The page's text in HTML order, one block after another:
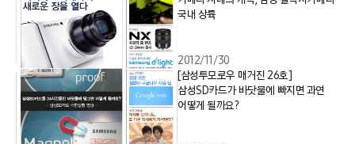
국내 상륙
2012/11/30
[삼성투모로우 매거진 26호]
삼성SD카드가 바닷물에 빠지면 과연
어떻게 될까요?